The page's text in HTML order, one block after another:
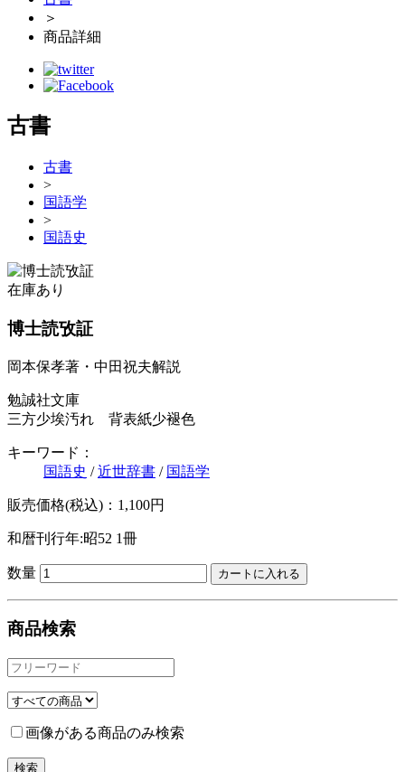
＞
商品詳細
古書
古書
>
国語学
>
国語史
在庫あり
博士読攷証
岡本保孝著・中田祝夫解説
勉誠社文庫
三方少埃汚れ 背表紙少褪色
キーワード：
国語史 /近世辞書 / 国語学
販売価格(税込)：1,100円
和暦刊行年:昭52 1冊
数量
商品検索
画像がある商品のみ検索